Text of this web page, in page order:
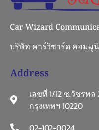
Car Wizard
บริษัท คาร์วิซาร์ด คอมมู
Address
เลขที่ 1/12 ซ.วัชรพ
กรุงเทพฯ 10220
02-102-0024